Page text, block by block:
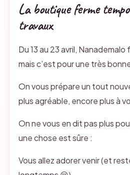
La boutique ferme
travaux
Du 13 au 23 avril,
mais c’est pour une très
On vous prépare un tout
plus agréable, encore plus à
On ne vous en dit pas plus
une chose est sûre :
Vous allez adorer venir (et